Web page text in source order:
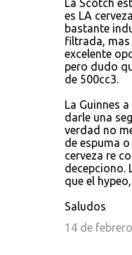
La Scotch
es LA
bastante
filtrada, mas
excelente
pero dudo
de 500cc3.
La Guinnes
darle una
verdad no
de espuma
cerveza re
decepciono.
que el
Saludos
14 de